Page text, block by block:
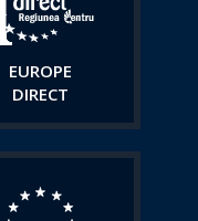
EUROPE
DIRECT